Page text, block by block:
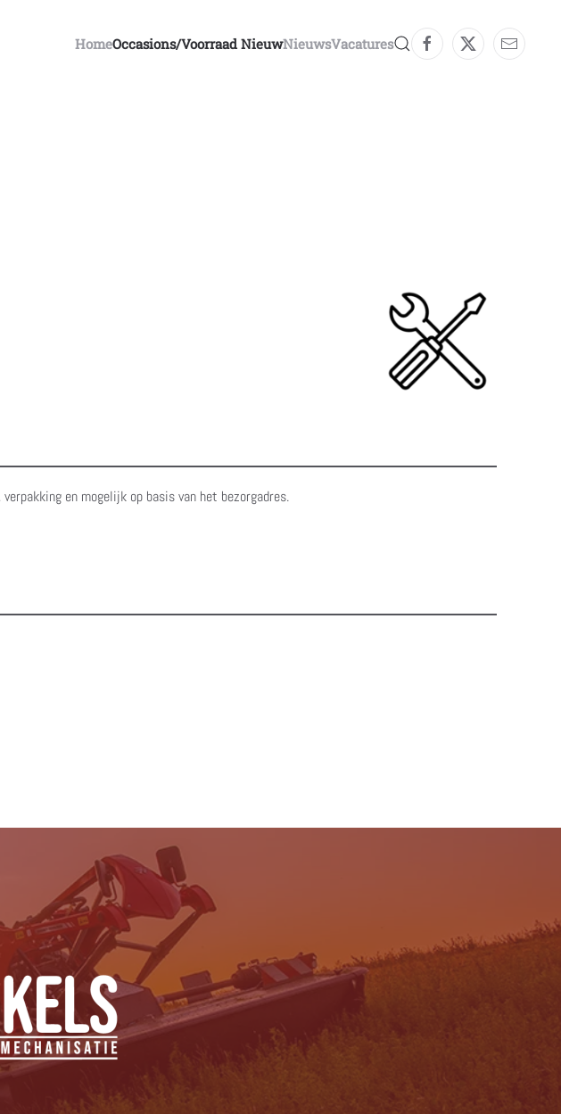
HomeOccasions/voorraad NieuwNieuwsVacatures
en mogelijk op basis van het bezorgadres.